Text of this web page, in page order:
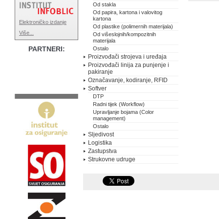
Od stakla
Od papira, kartona i valovitog
kartona
Od plastike (polimernih materijala)
Od višeslojnih/kompozitnih
materijala
Ostalo
Proizvođači strojeva i uređaja
Proizvođači linija za punjenje i
pakiranje
Označavanje, kodiranje, RFID
Softver
DTP
Radni tijek (Workflow)
Upravljanje bojama (Color
management)
Ostalo
Sljedivost
Logistika
Zastupstva
Strukovne udruge
Elektroničko izdanje
Više...
PARTNERI: